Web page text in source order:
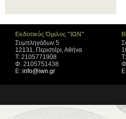
Εκδοτικός Όμιλος "ΙΩΝ"
Συμπληγάδων 5
12131, Περιστέρι, Αθήνα
Τ: 2105771908
Φ: 2105751438
Ε: info@iwn.gr